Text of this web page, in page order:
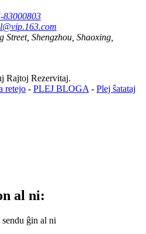
83000803
Street, Shengzhou, Shaoxing,
Rajtoj Rezervitaj.
retejo - PLEJ BLOGA - Plej ŝatataj
al ni:
ĝin al ni